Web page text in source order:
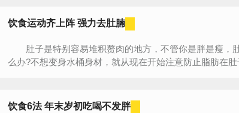
饮食运动齐上阵 强力去肚腩
肚子是特别容易堆积赘肉的地方，不管你是胖是瘦，
么办?不想变身水桶身材，就从现在开始注意防止脂肪在
饮食6法 年末岁初吃喝不发胖